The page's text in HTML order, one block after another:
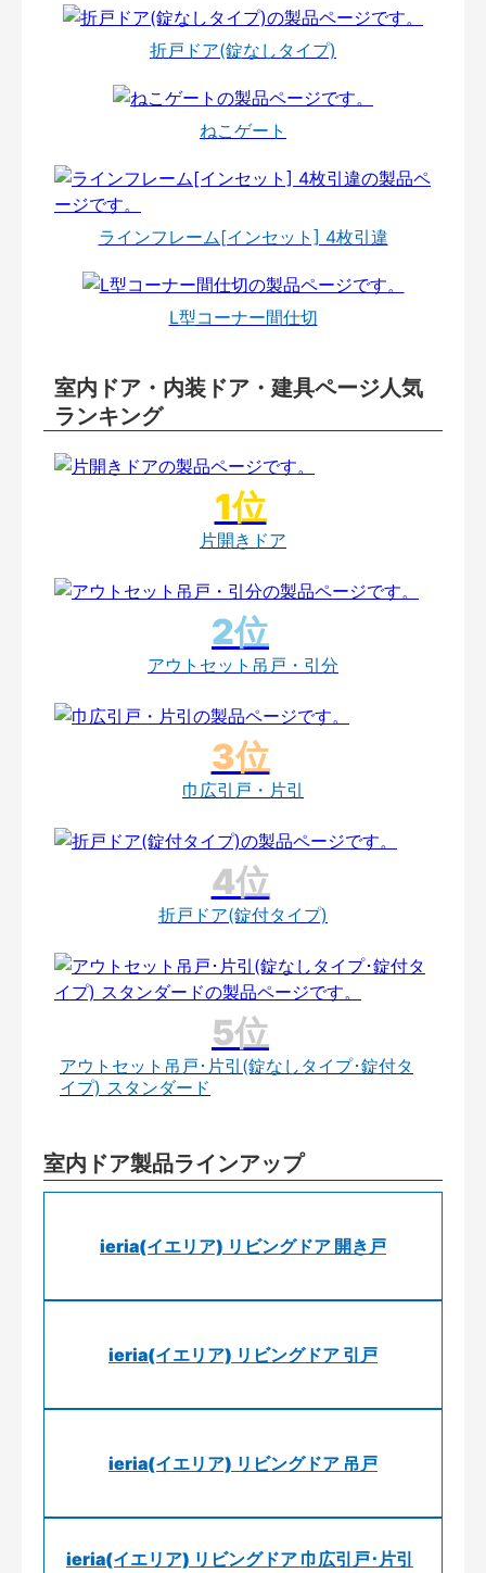
折戸ドア(錠なしタイプ)
ねこゲート
ラインフレーム[インセット] 4枚引違
L型コーナー間仕切
室内ドア・内装ドア・建具ページ人気
ランキング
片開きドア
アウトセット吊戸・引分
巾広引戸・片引
折戸ドア(錠付タイプ)
アウトセット吊戸･片引(錠なしタイプ･錠付タ
イプ) スタンダード
室内ドア製品ラインアップ
ieria(イエリア) リビングドア 開き戸
ieria(イエリア) リビングドア 引戸
ieria(イエリア) リビングドア 吊戸
ieria(イエリア) リビングドア 巾広引戸･片引